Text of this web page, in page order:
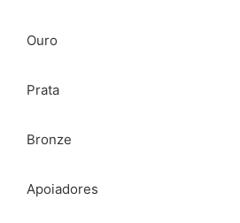
Ouro
Prata
Bronze
Apoiadores